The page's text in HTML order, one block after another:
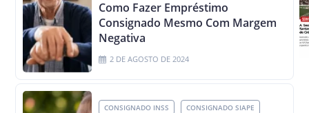
Como Fazer Empréstimo
Consignado Mesmo Com Margem
Negativa
2 DE AGOSTO DE 2024
CONSIGNADO INSS
CONSIGNADO SIAPE